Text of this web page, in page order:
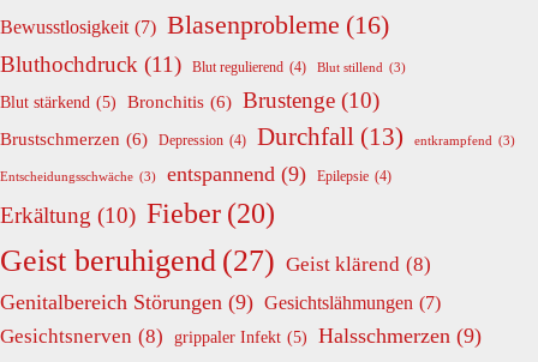
Bewusstlosigkeit (7) Blasenprobleme (16)
Bluthochdruck (11) Blut regulierend (4) Blut stillend (3)
Blut stärkend (5) Bronchitis (6) Brustenge (10)
Brustschmerzen (6) Depression (4) Durchfall (13) entkrampfend (3)
Entscheidungsschwäche (3) entspannend (9) Epilepsie (4)
Erkältung (10) Fieber (20)
Geist beruhigend (27) Geist klärend (8)
Genitalbereich Störungen (9) Gesichtslähmungen (7)
Gesichtsnerven (8) grippaler Infekt (5) Halsschmerzen (9)